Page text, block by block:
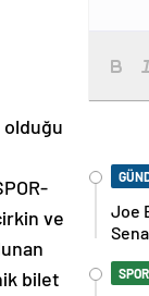
olduğu
ve
bilet
Joe
SPOR